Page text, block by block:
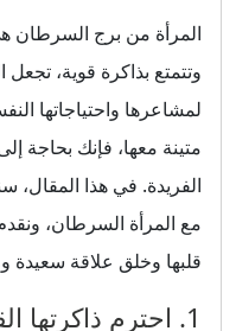
المرأة من برج
وتتمتع بذاكرة قوية،
لمشاعرها واحتياجاتها
متينة معها، فإنك بحاجة
الفريدة. في هذا المقال،
مع المرأة السرطان،
قلبها وخلق علاقة سعيدة
1. احترم ذاكرتها القوية ولا تعبث معها